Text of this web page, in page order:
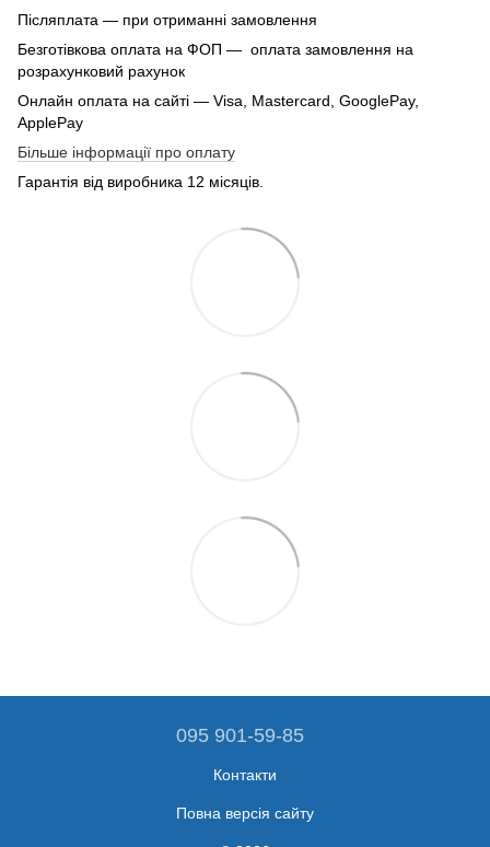
Післяплата — при отриманні замовлення
Безготівкова оплата на ФОП — оплата замовлення на
розрахунковий рахунок
Онлайн оплата на сайті — Visa, Mastercard, GooglePay,
ApplePay
Більше інформації про оплату
Гарантія від виробника 12 місяців.
095 901-59-85
Контакти
Повна версія сайту